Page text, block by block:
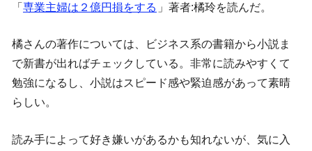
「 専業主婦は２億円損をする 」著者:橘玲を読んだ。
橘さんの著作については、ビジネス系の書籍から小説ま
で新書が出ればチェックしている。非常に読みやすくて
勉強になるし、小説はスピード感や緊迫感があって素晴
らしい。
読み手によって好き嫌いがあるかも知れないが、気に入